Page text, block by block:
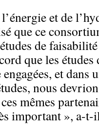
et de
que ce
de
que les
et dans
nous
mêmes
important », a-t-